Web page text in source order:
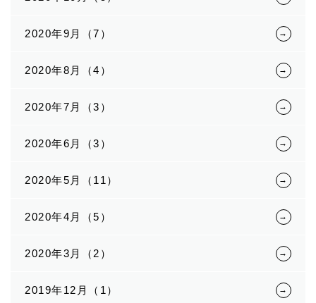
2020年9月（7）
2020年8月（4）
2020年7月（3）
2020年6月（3）
2020年5月（11）
2020年4月（5）
2020年3月（2）
2019年12月（1）